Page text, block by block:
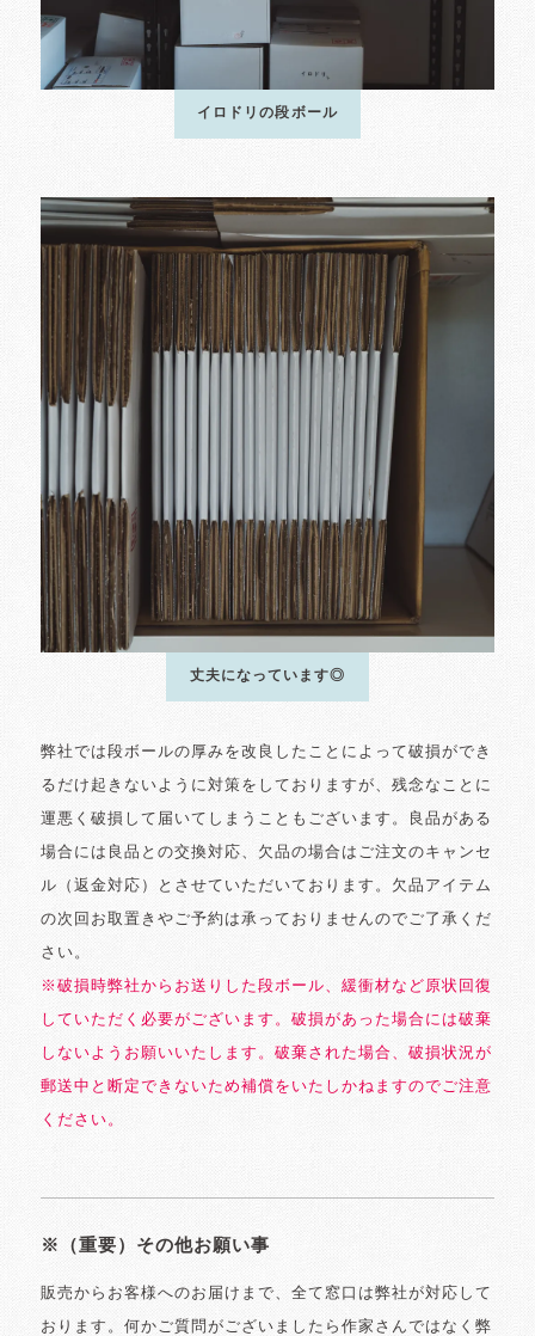
イロドリの段ボール
丈夫になっています◎
弊社では段ボールの厚みを改良したことによって破損ができ
るだけ起きないように対策をしておりますが、残念なことに
運悪く破損して届いてしまうこともございます。良品がある
場合には良品との交換対応、欠品の場合はご注文のキャンセ
ル（返金対応）とさせていただいております。欠品アイテム
の次回お取置きやご予約は承っておりませんのでご了承くだ
さい。
※破損時弊社からお送りした段ボール、緩衝材など原状回復
していただく必要がございます。破損があった場合には破棄
しないようお願いいたします。破棄された場合、破損状況が
郵送中と断定できないため補償をいたしかねますのでご注意
ください。
※（重要）その他お願い事
販売からお客様へのお届けまで、全て窓口は弊社が対応して
おります。何かご質問がございましたら作家さんではなく弊